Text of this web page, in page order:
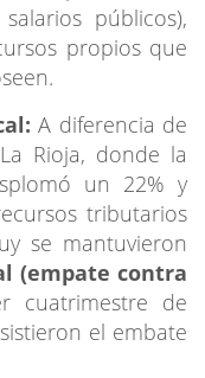
públicos),
propios que
A diferencia de
Rioja, donde la
un 22% y
tributarios
se mantuvieron
(empate contra
de
el embate